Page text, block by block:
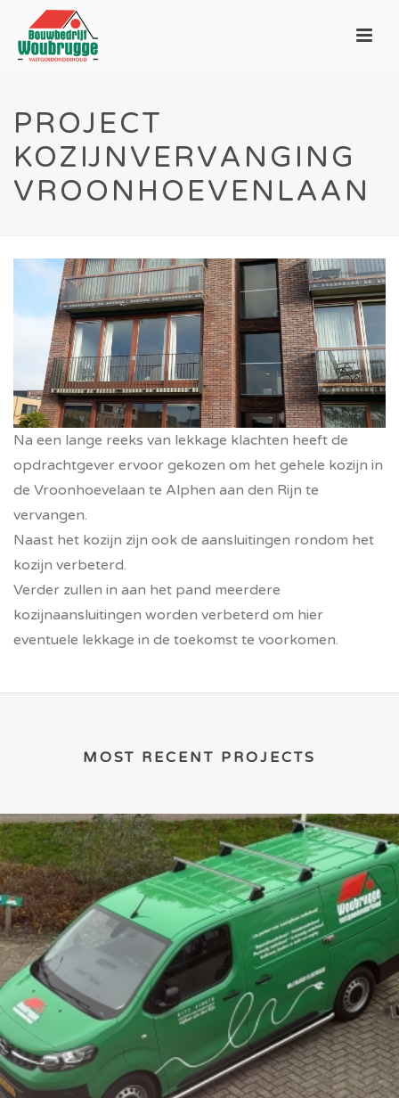
PROJECT
KOZIJNVERVANGING
VROONHOEVENLAAN
Na een lange reeks van lekkage klachten heeft de
opdrachtgever ervoor gekozen om het gehele kozijn in
de Vroonhoevelaan te Alphen aan den Rijn te
vervangen.
Naast het kozijn zijn ook de aansluitingen rondom het
kozijn verbeterd.
Verder zullen in aan het pand meerdere
kozijnaansluitingen worden verbeterd om hier
eventuele lekkage in de toekomst te voorkomen.
MOST RECENT PROJECTS